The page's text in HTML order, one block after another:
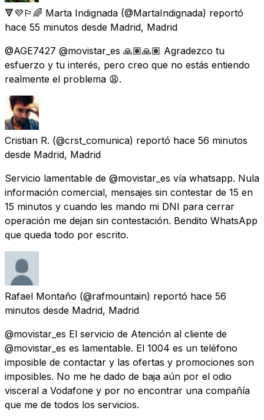
🔻💜🏳️‍🌈 Marta Indignada (@MartaIndignada) reportó
hace 55 minutos desde Madrid, Madrid
@AGE7427 @movistar_es 🙏🏽🙏🏽 Agradezco tu
esfuerzo y tu interés, pero creo que no estás entiendo
realmente el problema 😩.
Cristian R. (@crst_comunica) reportó hace 56 minutos
desde Madrid, Madrid
Servicio lamentable de @movistar_es vía whatsapp. Nula
información comercial, mensajes sin contestar de 15 en
15 minutos y cuando les mando mi DNI para cerrar
operación me dejan sin contestación. Bendito WhatsApp
que queda todo por escrito.
Rafael Montaño (@rafmountain) reportó hace 56
minutos desde Madrid, Madrid
@movistar_es El servicio de Atención al cliente de
@movistar_es es lamentable. El 1004 es un teléfono
imposible de contactar y las ofertas y promociones son
imposibles. No me he dado de baja aún por el odio
visceral a Vodafone y por no encontrar una compañía
que me de todos los servicios.